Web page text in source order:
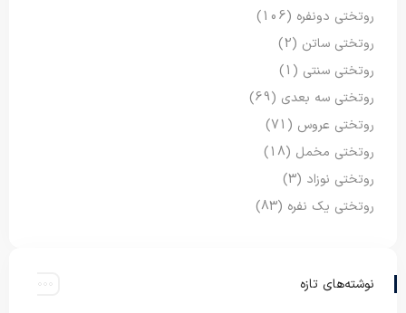
روتختی دونفره (106)
روتختی ساتن (2)
روتختی سنتی (1)
روتختی سه بعدی (69)
روتختی عروس (71)
روتختی مخمل (18)
روتختی نوزاد (3)
روتختی یک نفره (83)
نوشته‌های تازه